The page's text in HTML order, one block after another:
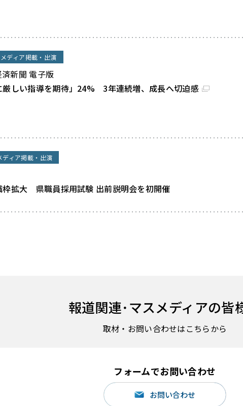
メディア掲載・出演
新聞 電子版
厳しい指導を期待」24% 3年連続増、成長へ切迫感
ディア掲載・出演
枠拡大 県職員採用試験 出前説明会を初開催
報道関連･マスメディアの皆
取材・お問い合わせはこちらから
フォームでお問い合わせ
お問い合わせ